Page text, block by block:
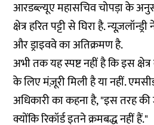
आरडब्ल्यूए महासचिव चोपड़ा के
क्षेत्र हरित पट्टी से घिरा है.
और ड्राइववे का अतिक्रमण है.
अभी तक यह स्पष्ट नहीं है कि इस
के लिए मंज़ूरी मिली है या नहीं.
अधिकारी का कहना है, "इस तरह
क्योंकि रिकॉर्ड इतने क्रमबद्ध नहीं हैं."